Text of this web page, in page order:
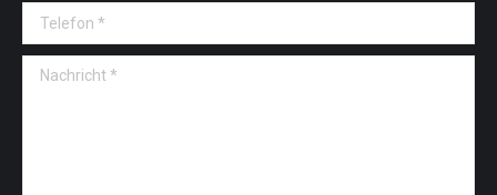
Telefon *
Nachricht *